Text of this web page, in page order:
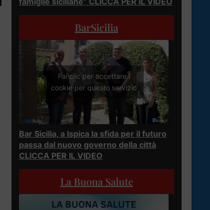
BarSicilia
Fai clic per accettare i
cookie per questo servizio
Bar Sicilia, a Ispica la sfida per il futuro
passa dal nuovo governo della città
CLICCA PER IL VIDEO
La Buona Salute